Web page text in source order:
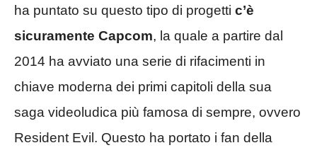
ha puntato su questo tipo di progetti c’è
sicuramente Capcom, la quale a partire dal
2014 ha avviato una serie di rifacimenti in
chiave moderna dei primi capitoli della sua
saga videoludica più famosa di sempre, ovvero
Resident Evil. Questo ha portato i fan della